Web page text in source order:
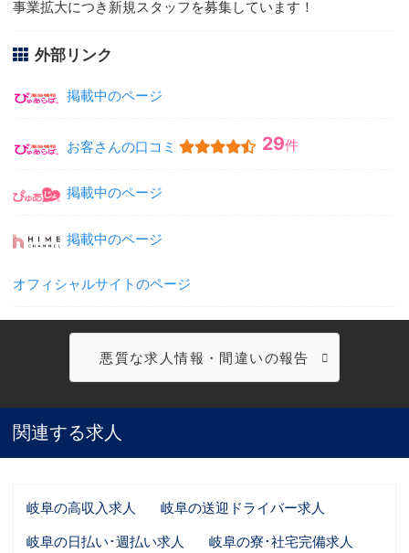
事業拡大につき新規スタッフを募集しています！
外部リンク
掲載中のページ
お客さんの口コミ 29件
掲載中のページ
掲載中のページ
オフィシャルサイトのページ
悪質な求人情報・間違いの報告
関連する求人
岐阜の高収入求人
岐阜の送迎ドライバー求人
岐阜の日払い･週払い求人
岐阜の寮･社宅完備求人